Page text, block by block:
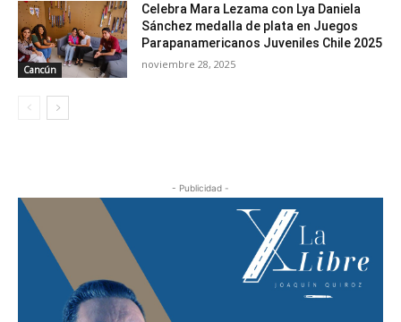
Cancún
Celebra Mara Lezama con Lya Daniela
Sánchez medalla de plata en Juegos
Parapanamericanos Juveniles Chile 2025
noviembre 28, 2025
- Publicidad -